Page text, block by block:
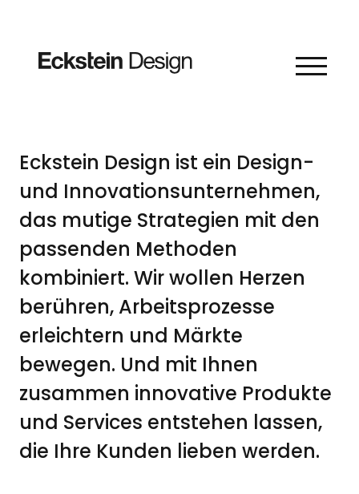
DESIGN IST UNSERE
Eckstein Design ist ein Design-
und Innovationsunternehmen,
das mutige Strategien mit den
passenden Methoden
kombiniert. Wir wollen Herzen
berühren, Arbeitsprozesse
erleichtern und Märkte
bewegen. Und mit Ihnen
zusammen innovative Produkte
und Services entstehen lassen,
die Ihre Kunden lieben werden.